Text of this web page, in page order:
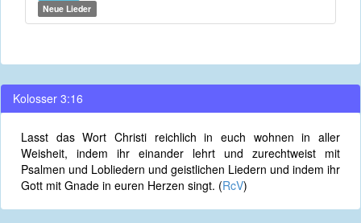
Neue Lieder
Kolosser 3:16
Lasst das Wort Christi reichlich in euch wohnen in aller
Weisheit, indem ihr einander lehrt und zurechtweist mit
Psalmen und Lobliedern und geistlichen Liedern und indem ihr
Gott mit Gnade in euren Herzen singt. (RcV)